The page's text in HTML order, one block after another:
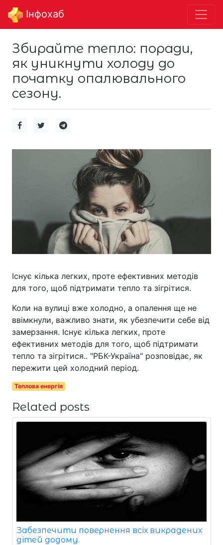
Інфохаб
Збирайте тепло: поради,
як уникнути холоду до
початку опалювального
сезону.
Існує кілька легких, проте ефективних методів
для того, щоб підтримати тепло та зігрітися.
Коли на вулиці вже холодно, а опалення ще не
ввімкнули, важливо знати, як убезпечити себе від
замерзання. Існує кілька легких, проте
ефективних методів для того, щоб підтримати
тепло та зігрітися.. "РБК-Україна" розповідає, як
пережити цей холодний період.
Теплова енергія
Related posts
Забезпечити повернення всіх викрадених
дітей додому.